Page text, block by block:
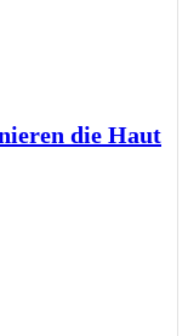
die Haut